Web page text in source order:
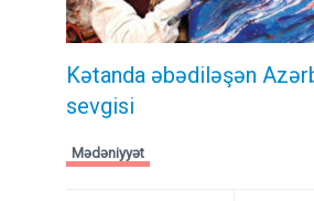
Kətanda əbədiləşən
sevgisi
Mədəniyyət